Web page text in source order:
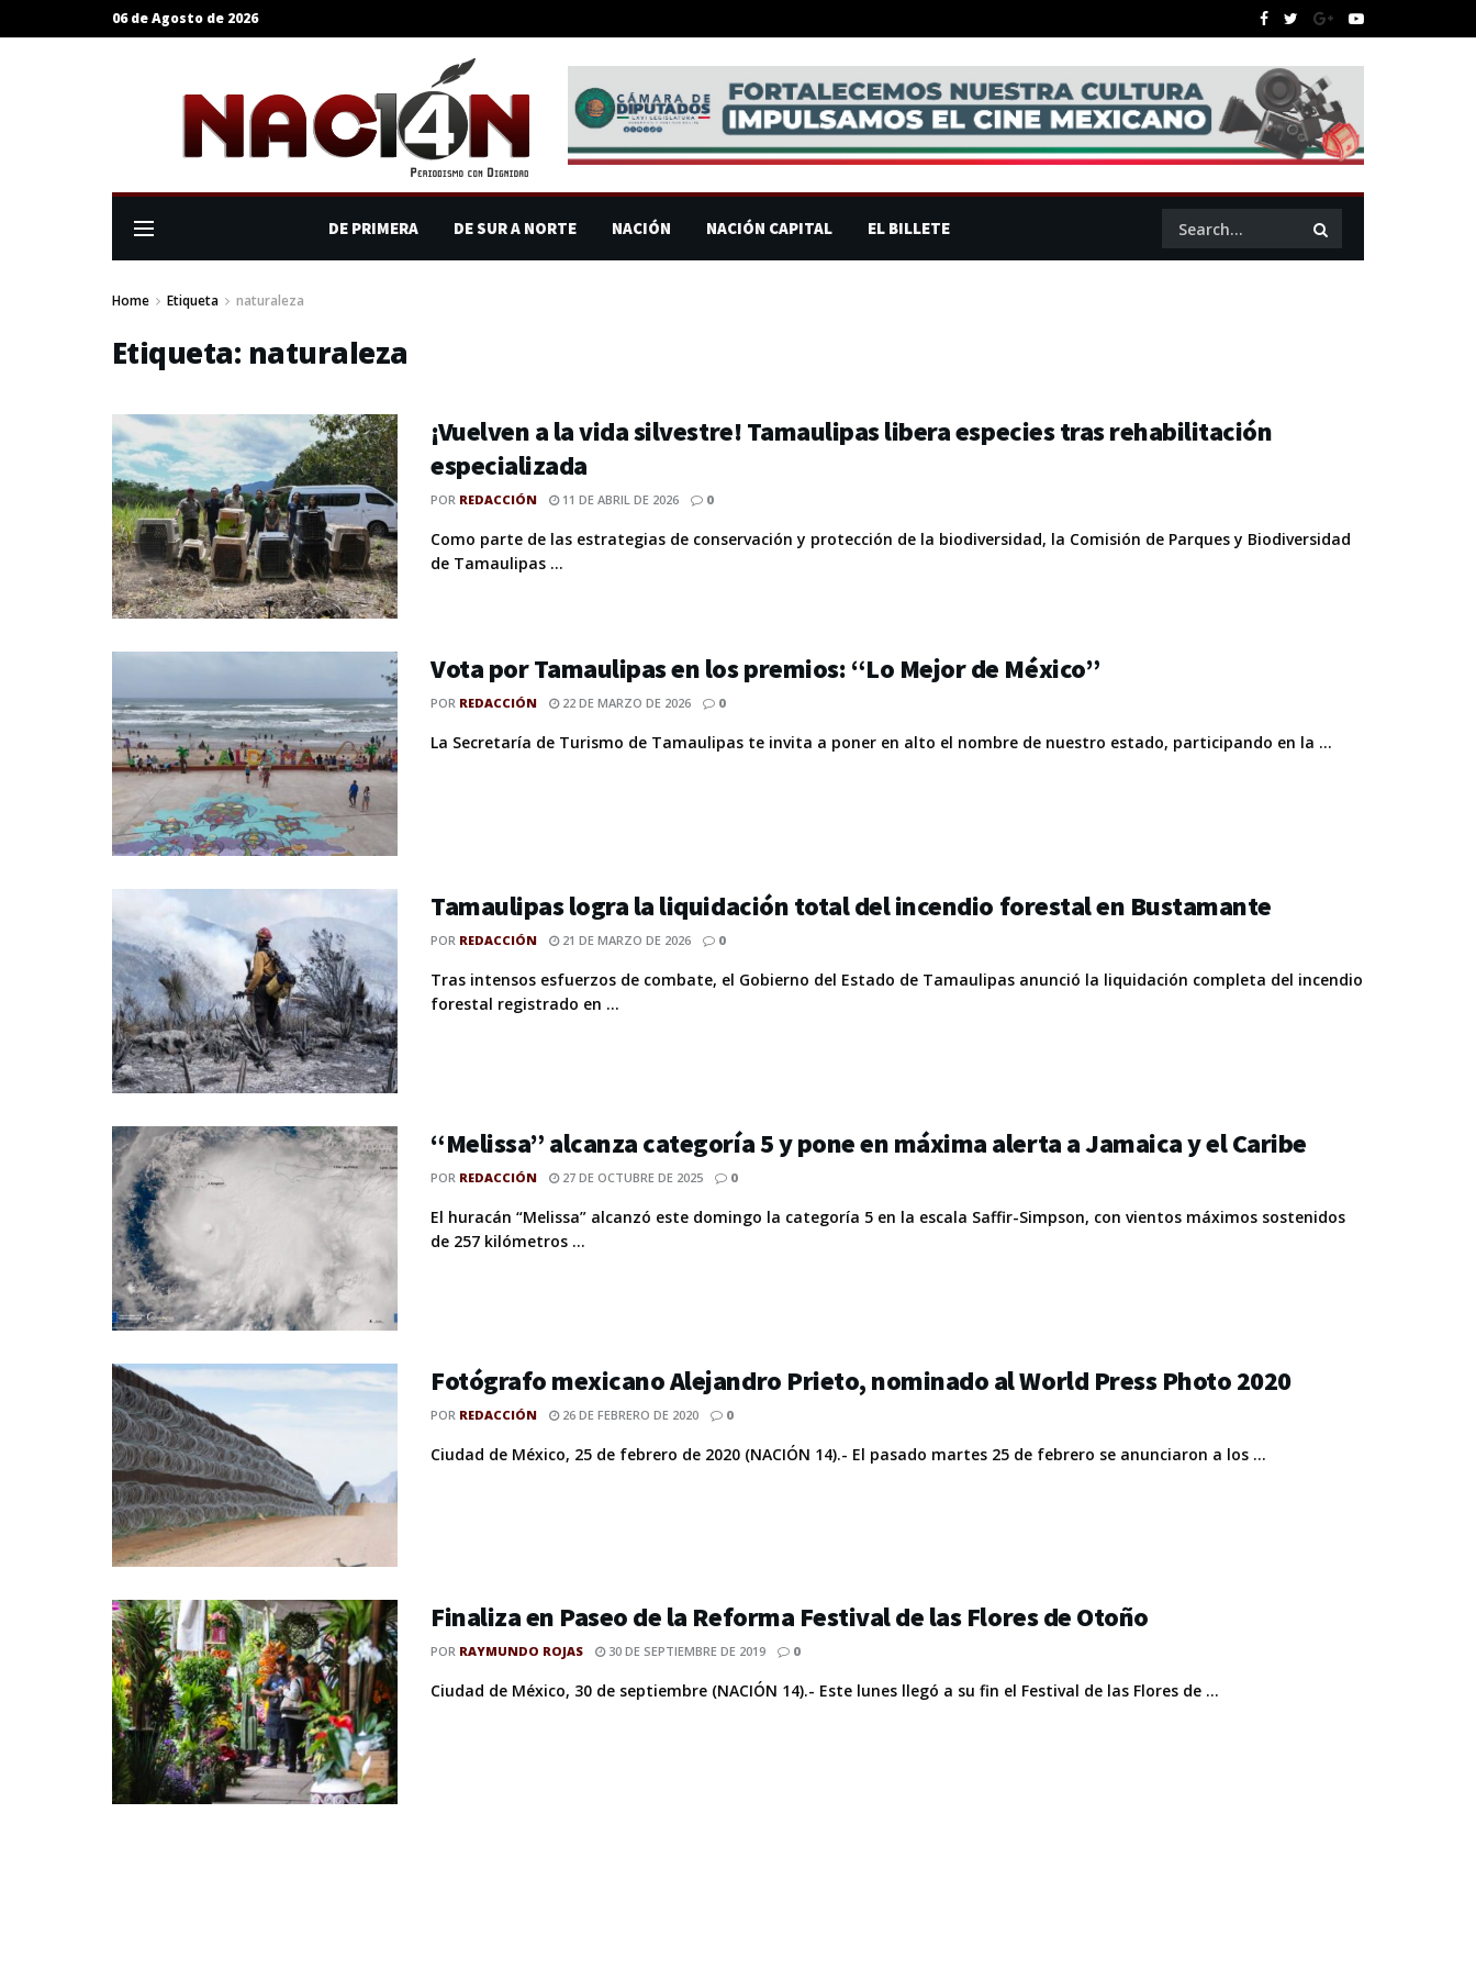
06 de Agosto de 2026
DE PRIMERA DE SUR A NORTE NACIÓN NACIÓN CAPITAL EL BILLETE
Home Etiqueta naturaleza
Etiqueta: naturaleza
¡Vuelven a la vida silvestre! Tamaulipas libera especies tras rehabilitación
especializada
POR REDACCIÓN 11 DE ABRIL DE 2026 0
Como parte de las estrategias de conservación y protección de la biodiversidad, la Comisión de Parques y Biodiversidad
de Tamaulipas ...
Vota por Tamaulipas en los premios: “Lo Mejor de México”
POR REDACCIÓN 22 DE MARZO DE 2026 0
La Secretaría de Turismo de Tamaulipas te invita a poner en alto el nombre de nuestro estado, participando en la ...
Tamaulipas logra la liquidación total del incendio forestal en Bustamante
POR REDACCIÓN 21 DE MARZO DE 2026 0
Tras intensos esfuerzos de combate, el Gobierno del Estado de Tamaulipas anunció la liquidación completa del incendio
forestal registrado en ...
“Melissa” alcanza categoría 5 y pone en máxima alerta a Jamaica y el Caribe
POR REDACCIÓN 27 DE OCTUBRE DE 2025 0
El huracán “Melissa” alcanzó este domingo la categoría 5 en la escala Saffir-Simpson, con vientos máximos sostenidos
de 257 kilómetros ...
Fotógrafo mexicano Alejandro Prieto, nominado al World Press Photo 2020
POR REDACCIÓN 26 DE FEBRERO DE 2020 0
Ciudad de México, 25 de febrero de 2020 (NACIÓN 14).- El pasado martes 25 de febrero se anunciaron a los ...
Finaliza en Paseo de la Reforma Festival de las Flores de Otoño
POR RAYMUNDO ROJAS 30 DE SEPTIEMBRE DE 2019 0
Ciudad de México, 30 de septiembre (NACIÓN 14).- Este lunes llegó a su fin el Festival de las Flores de ...